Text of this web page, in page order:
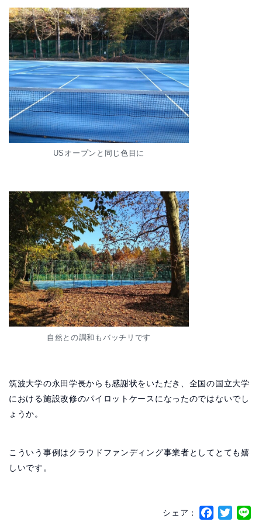
USオープンと同じ色目に
自然との調和もバッチリです
筑波大学の永田学長からも感謝状をいただき、全国の国立大学
における施設改修のパイロットケースになったのではないでし
ょうか。
こういう事例はクラウドファンディング事業者としてとても嬉
しいです。
シェア：